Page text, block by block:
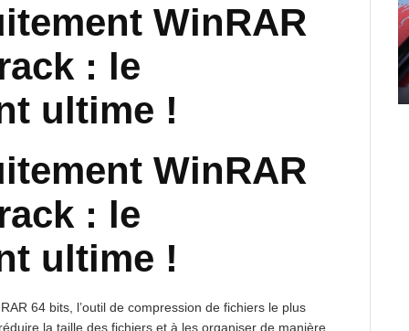
WinRAR
: le
ultime !
WinRAR
: le
ultime !
64 bits, l’outil de compression de fichiers le plus
la taille des fichiers et à les organiser de manière